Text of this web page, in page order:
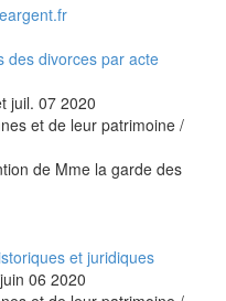
des divorces par acte
juil. 07 2020
et de leur patrimoine/
de Mme la garde des
et juridiques
juin 06 2020